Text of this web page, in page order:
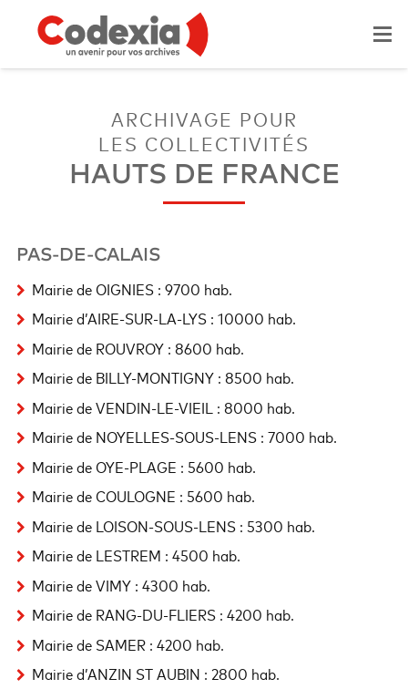
ARCHIVAGE POUR
LES COLLECTIVITÉS
HAUTS DE FRANCE
PAS-DE-CALAIS
Mairie de OIGNIES : 9700 hab.
Mairie d’AIRE-SUR-LA-LYS : 10000 hab.
Mairie de ROUVROY : 8600 hab.
Mairie de BILLY-MONTIGNY : 8500 hab.
Mairie de VENDIN-LE-VIEIL : 8000 hab.
Mairie de NOYELLES-SOUS-LENS : 7000 hab.
Mairie de OYE-PLAGE : 5600 hab.
Mairie de COULOGNE : 5600 hab.
Mairie de LOISON-SOUS-LENS : 5300 hab.
Mairie de LESTREM : 4500 hab.
Mairie de VIMY : 4300 hab.
Mairie de RANG-DU-FLIERS : 4200 hab.
Mairie de SAMER : 4200 hab.
Mairie d’ANZIN ST AUBIN : 2800 hab.